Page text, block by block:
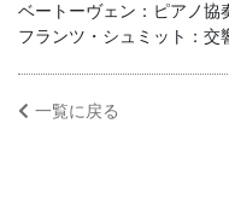
ベートーヴェン：ピアノ協
フランツ・シュミット：交
一覧に戻る